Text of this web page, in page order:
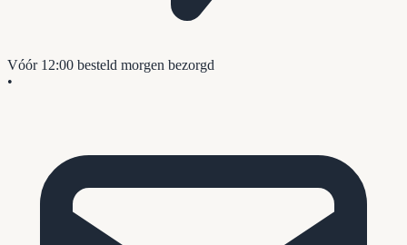
Vóór 12:00 besteld morgen bezorgd
•